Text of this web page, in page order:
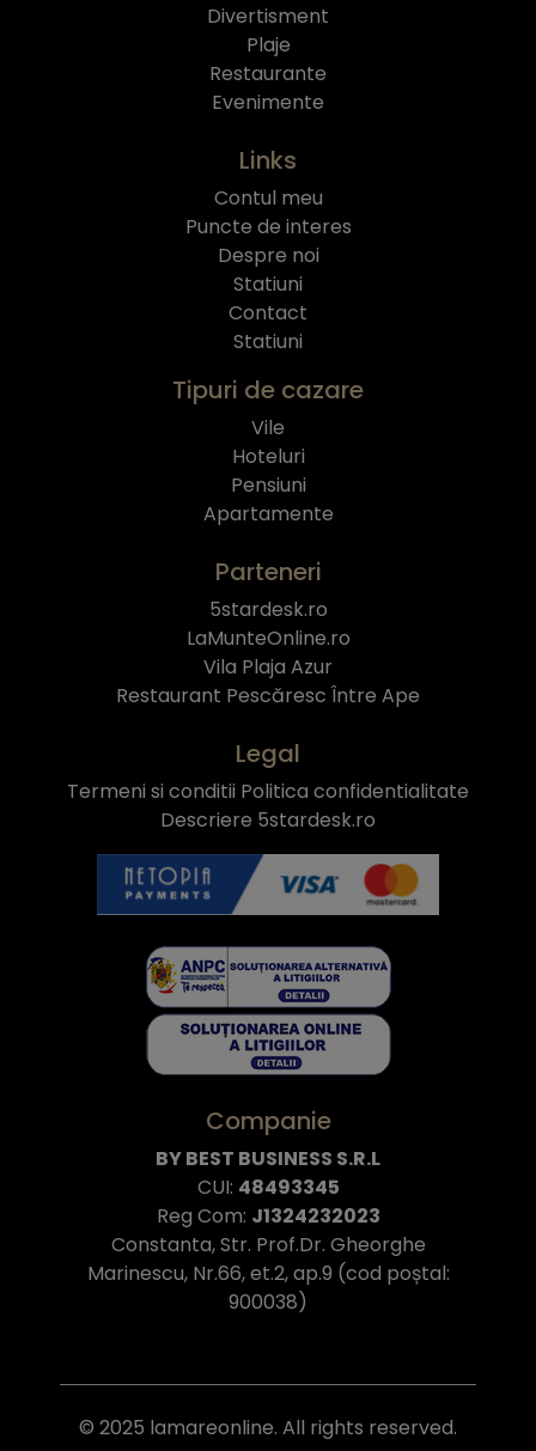
Divertisment
Plaje
Restaurante
Evenimente
Links
Contul meu
Puncte de interes
Despre noi
Statiuni
Contact
Statiuni
Tipuri de cazare
Vile
Hoteluri
Pensiuni
Apartamente
Parteneri
5stardesk.ro
LaMunteOnline.ro
Vila Plaja Azur
Restaurant Pescăresc Între Ape
Legal
Termeni si conditii Politica confidentialitate
Descriere 5stardesk.ro
Companie
BY BEST BUSINESS S.R.L
CUI: 48493345
Reg Com: J1324232023
Constanta, Str. Prof.Dr. Gheorghe
Marinescu, Nr.66, et.2, ap.9 (cod poștal:
900038)
© 2025 lamareonline. All rights reserved.